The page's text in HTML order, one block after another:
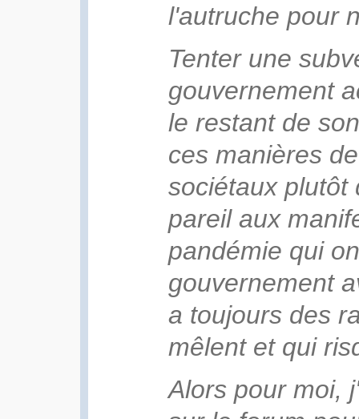
l'autruche pour
Tenter une
gouvernement
le restant de
ces manières
sociétaux plutôt
pareil aux
pandémie qui
gouvernement
a toujours des
mêlent et qui
Alors pour moi,